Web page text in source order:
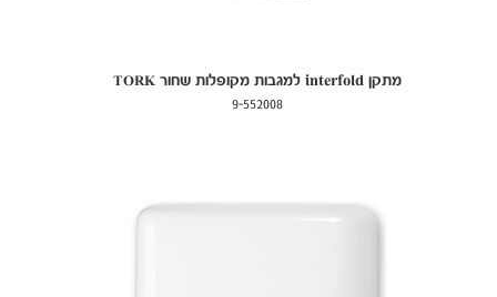
מתקן interfold למגבות מקופלות שחור TORK
9-552008